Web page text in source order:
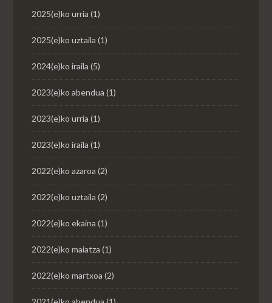
2025(e)ko urria (1)
2025(e)ko uztaila (1)
2024(e)ko iraila (5)
2023(e)ko abendua (1)
2023(e)ko urria (1)
2023(e)ko iraila (1)
2022(e)ko azaroa (2)
2022(e)ko uztaila (2)
2022(e)ko ekaina (1)
2022(e)ko maiatza (1)
2022(e)ko martxoa (2)